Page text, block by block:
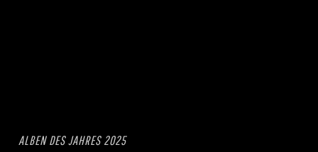
ALBEN DES JAHRES 2025